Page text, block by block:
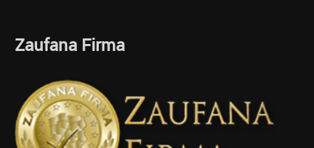
Zaufana Firma